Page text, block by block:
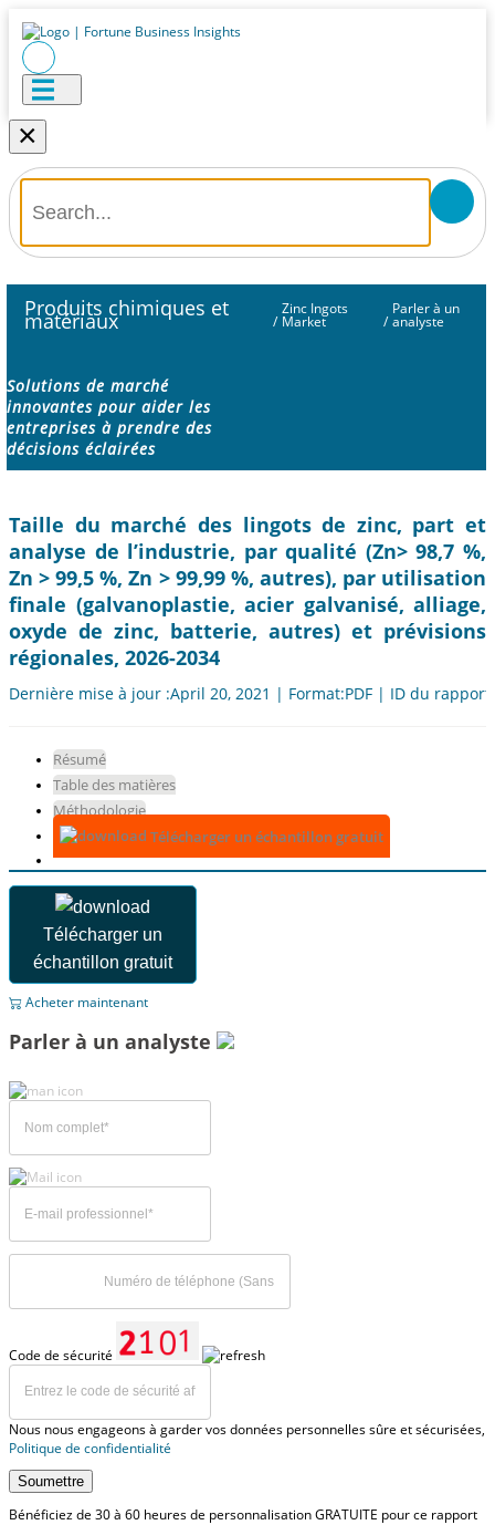
×
Produits chimiques et
matériaux /
Zinc Ingots
Market /
Parler à un
analyste
Solutions de marché
innovantes pour aider les
entreprises à prendre des
décisions éclairées
Taille du marché des lingots de zinc, part et
analyse de l’industrie, par qualité (Zn> 98,7 %,
Zn > 99,5 %, Zn > 99,99 %, autres), par utilisation
finale (galvanoplastie, acier galvanisé, alliage,
oxyde de zinc, batterie, autres) et prévisions
régionales, 2026-2034
Dernière mise à jour :April 20, 2021 | Format:PDF | ID du
Résumé
Table des matières
Méthodologie
Télécharger un échantillon gratuit
Télécharger un
échantillon gratuit
Acheter maintenant
Parler à un analyste
Code de sécurité
Nous nous engageons à garder vos données personnelles sûre et sécurisées,
Politique de confidentialité
Soumettre
Bénéficiez de 30 à 60 heures de personnalisation GRATUITE pour ce rapport